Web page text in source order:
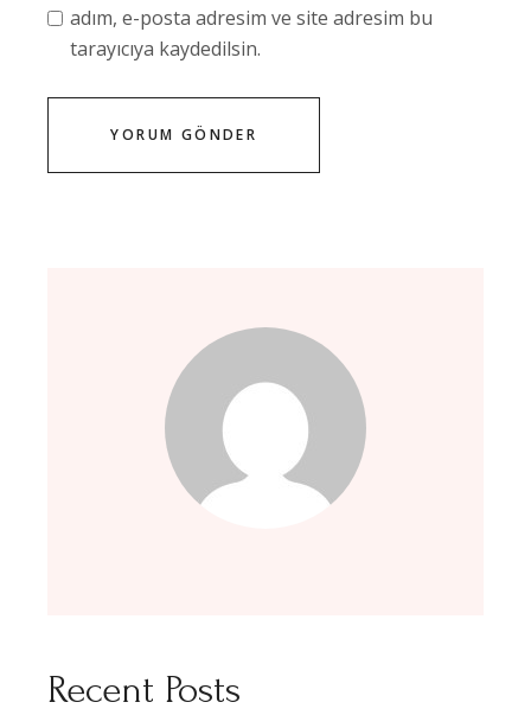
adım, e-posta adresim ve site adresim bu
tarayıcıya kaydedilsin.
YORUM GÖNDER
Recent Posts